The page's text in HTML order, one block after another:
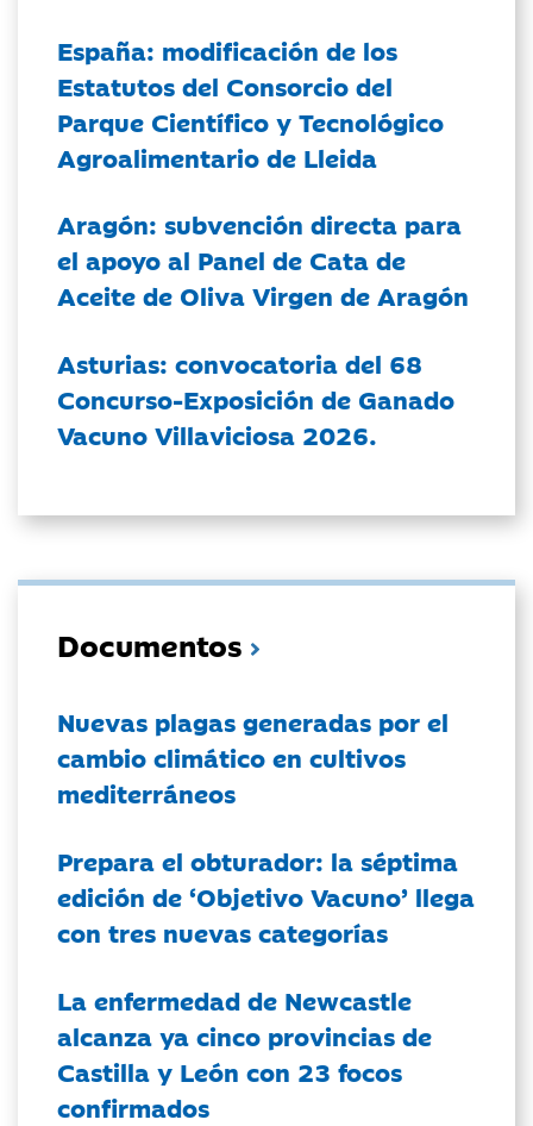
España: modificación de los
Estatutos del Consorcio del
Parque Científico y Tecnológico
Agroalimentario de Lleida
Aragón: subvención directa para
el apoyo al Panel de Cata de
Aceite de Oliva Virgen de Aragón
Asturias: convocatoria del 68
Concurso-Exposición de Ganado
Vacuno Villaviciosa 2026.
Documentos
Nuevas plagas generadas por el
cambio climático en cultivos
mediterráneos
Prepara el obturador: la séptima
edición de ‘Objetivo Vacuno’ llega
con tres nuevas categorías
La enfermedad de Newcastle
alcanza ya cinco provincias de
Castilla y León con 23 focos
confirmados